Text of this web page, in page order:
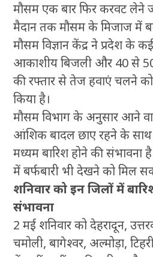
मौसम एक बार फिर करवट लेने
मैदान तक मौसम के मिजाज में
मौसम विज्ञान केंद्र ने प्रदेश के
आकाशीय बिजली और 40 से 50
की रफ्तार से तेज हवाएं चलने
किया है।
मौसम विभाग के अनुसार आने
आंशिक बादल छाए रहने के
मध्यम बारिश होने की संभावना
में बर्फबारी भी देखने को मिल
शनिवार को इन जिलों में
संभावना
2 मई शनिवार को देहरादून,
चमोली, बागेश्वर, अल्मोड़ा,